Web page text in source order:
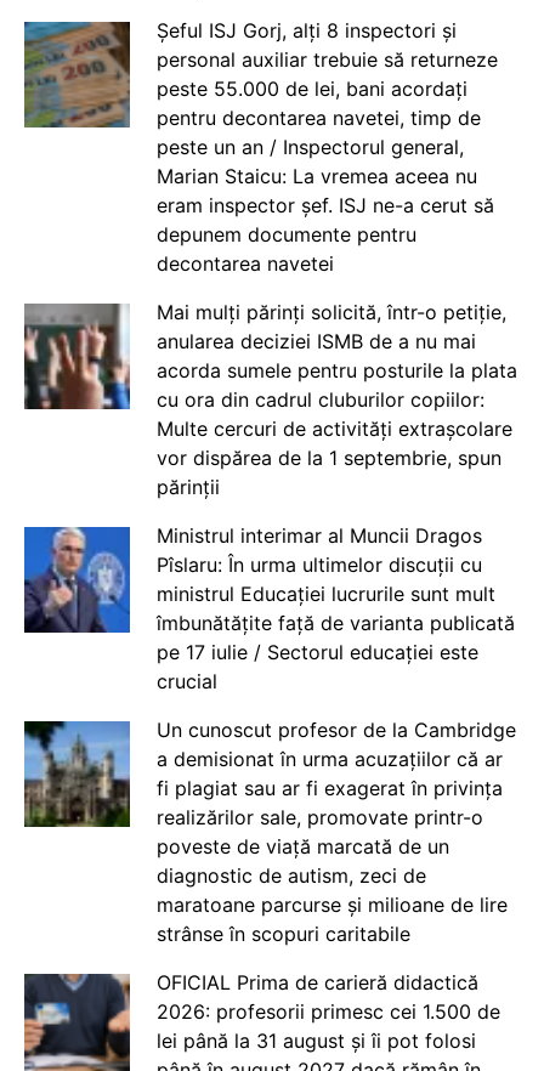
Șeful ISJ Gorj, alți 8 inspectori și
personal auxiliar trebuie să returneze
peste 55.000 de lei, bani acordați
pentru decontarea navetei, timp de
peste un an / Inspectorul general,
Marian Staicu: La vremea aceea nu
eram inspector șef. ISJ ne-a cerut să
depunem documente pentru
decontarea navetei
Mai mulți părinți solicită, într-o petiție,
anularea deciziei ISMB de a nu mai
acorda sumele pentru posturile la plata
cu ora din cadrul cluburilor copiilor:
Multe cercuri de activități extrașcolare
vor dispărea de la 1 septembrie, spun
părinții
Ministrul interimar al Muncii Dragos
Pîslaru: În urma ultimelor discuții cu
ministrul Educației lucrurile sunt mult
îmbunătățite față de varianta publicată
pe 17 iulie / Sectorul educației este
crucial
Un cunoscut profesor de la Cambridge
a demisionat în urma acuzațiilor că ar
fi plagiat sau ar fi exagerat în privința
realizărilor sale, promovate printr-o
poveste de viață marcată de un
diagnostic de autism, zeci de
maratoane parcurse și milioane de lire
strânse în scopuri caritabile
OFICIAL Prima de carieră didactică
2026: profesorii primesc cei 1.500 de
lei până la 31 august și îi pot folosi